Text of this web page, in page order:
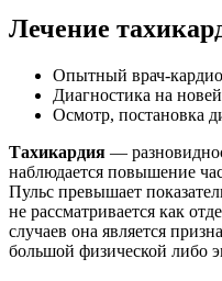
Лечение
Опытный врач-
Диагностика на
Осмотр, постановка
Тахикардия —
наблюдается повышение
Пульс превышает
не рассматривается как
случаев она является
большой физической либо